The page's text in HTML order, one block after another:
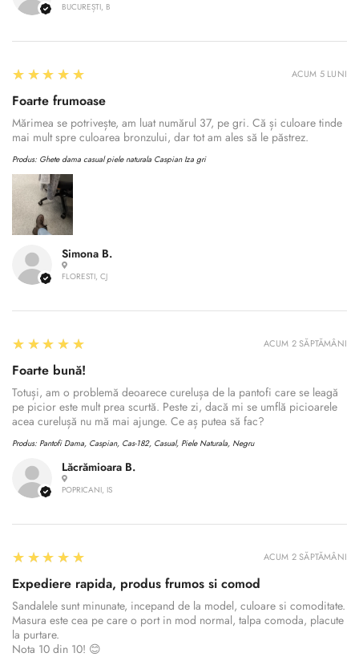
BUCUREȘTI, B
Simona B.
FLORESTI, CJ
5
★★★★★
Foarte frumoase
Mărimea se potrivește, am luat numărul 37, pe gri. Că și culoare tinde
mai mult spre culoarea bronzului, dar tot am ales să le păstrez.
Produs: Ghete dama casual piele naturala Caspian Iza gri
ACUM 5 LUNI
Lăcrămioara B.
POPRICANI, IS
5
★★★★★
Foarte bună!
Totuși, am o problemă deoarece curelușa de la pantofi care se leagă
pe picior este mult prea scurtă. Peste zi, dacă mi se umflă picioarele
acea curelușă nu mă mai ajunge. Ce aș putea să fac?
Produs: Pantofi Dama, Caspian, Cas-182, Casual, Piele Naturala, Negru
ACUM 2 SĂPTĂMÂNI
5
★★★★★
Expediere rapida, produs frumos si comod
Sandalele sunt minunate, incepand de la model, culoare si comoditate.
Masura este cea pe care o port in mod normal, talpa comoda, placute
la purtare.
Nota 10 din 10! 😊
ACUM 2 SĂPTĂMÂNI